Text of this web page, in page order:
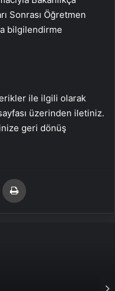
Sonrası Öğretmen
bilgilendirme
ile ilgili olarak
üzerinden iletiniz.
geri dönüş
Email'den paylaş